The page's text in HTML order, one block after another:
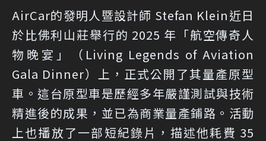
AirCar的發明人暨設計師 Stefan Klein近日
於比佛利山莊舉行的 2025 年「航空傳奇人
物晚宴」（Living Legends of Aviation
Gala Dinner）上，正式公開了其量產原型
車。這台原型車是歷經多年嚴謹測試與技術
精進後的成果，並已為商業量產鋪路。活動
上也播放了一部短紀錄片，描述他耗費 35